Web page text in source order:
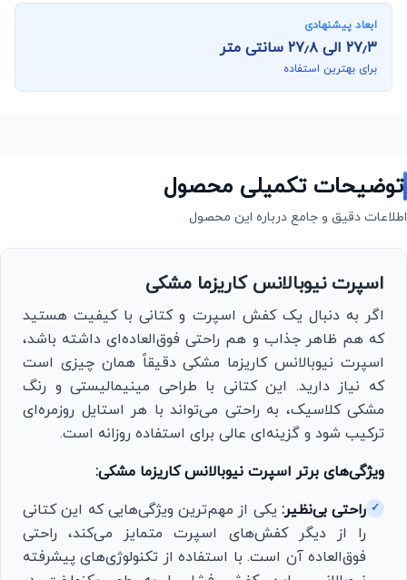
ابعاد پیشنهادی
۲۷٫۳ الی۲۷٫۸سانتی متر
برای بهترین استفاده
توضیحات تکمیلی محصول
اطلاعات دقیق و جامع درباره این محصول
اسپرت نیوبالانس کاریزما مشکی
اگر به دنبال یک کفش اسپرت و کتانی با کیفیت هستید
که هم ظاهر جذاب و هم راحتی فوق‌العاده‌ای داشته باشد،
اسپرت نیوبالانس کاریزما مشکی دقیقاً همان چیزی است
که نیاز دارید. این کتانی با طراحی مینیمالیستی و رنگ
مشکی کلاسیک، به راحتی می‌تواند با هر استایل روزمره‌ای
ترکیب شود و گزینه‌ای عالی برای استفاده روزانه است.
ویژگی‌های برتر اسپرت نیوبالانس کاریزما مشکی:
✓ راحتی بی‌نظیر: یکی از مهم‌ترین ویژگی‌هایی که این کتانی
را از دیگر کفش‌های اسپرت متمایز می‌کند، راحتی
فوق‌العاده آن است. با استفاده از تکنولوژی‌های پیشرفته